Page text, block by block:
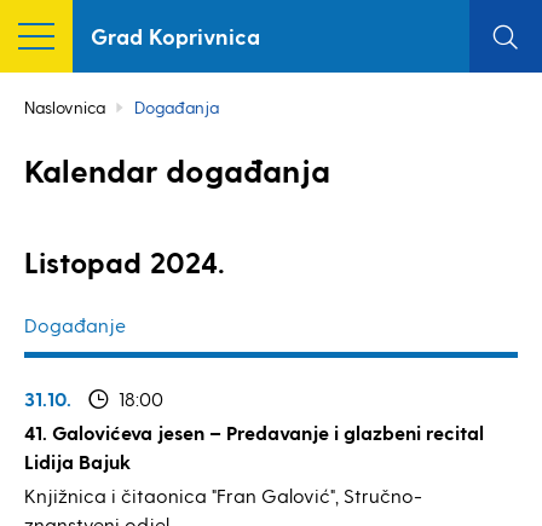
Grad Koprivnica
Naslovnica Događanja
Kalendar događanja
Listopad 2024.
Događanje
31.10.
18:00
41. Galovićeva jesen – Predavanje i glazbeni recital
Lidija Bajuk
Knjižnica i čitaonica "Fran Galović", Stručno-